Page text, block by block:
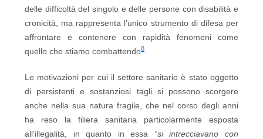
delle difficoltà del singolo e delle persone con disabilità e
cronicità, ma rappresenta l’unico strumento di difesa per
affrontare e contenere con rapidità fenomeni come
quello che stiamo combattendo8
Le motivazioni per cui il settore sanitario è stato oggetto
di persistenti e sostanziosi tagli si possono scorgere
anche nella sua natura fragile, che nel corso degli anni
ha reso la filiera sanitaria particolarmente esposta
all’illegalità, in quanto in essa “si intrecciavano con